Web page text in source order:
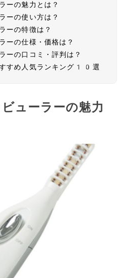
ーの魅力とは？
ーの使い方は？
ーの特徴は？
ーの仕様・価格は？
ーの口コミ・評判は？
すすめ人気ランキング10選
ューラーの魅力